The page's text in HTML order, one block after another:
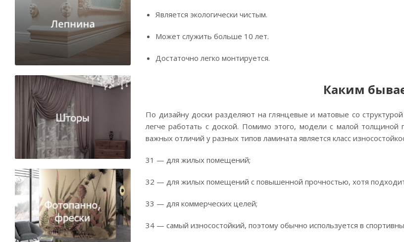
Является экологически чистым.
Может служить больше 10 лет.
Достаточно легко монтируется.
Каким
По дизайну доски разделяют на глянцевые и матовые со
легче работать с доской. Помимо этого, модели с малой
важных отличий у разных типов ламината является класс
31 — для жилых помещений;
32 — для жилых помещений с повышенной прочностью, хотя
33 — для коммерческих целей;
34 — самый износостойкий, поэтому обычно используется в